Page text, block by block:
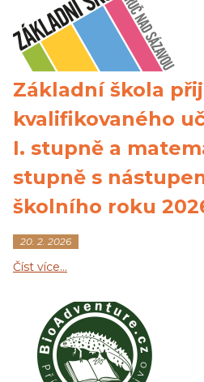
Základní škola
kvalifikovaného
I. stupně a
stupně s
školního roku
20. 2. 2026
Číst více…